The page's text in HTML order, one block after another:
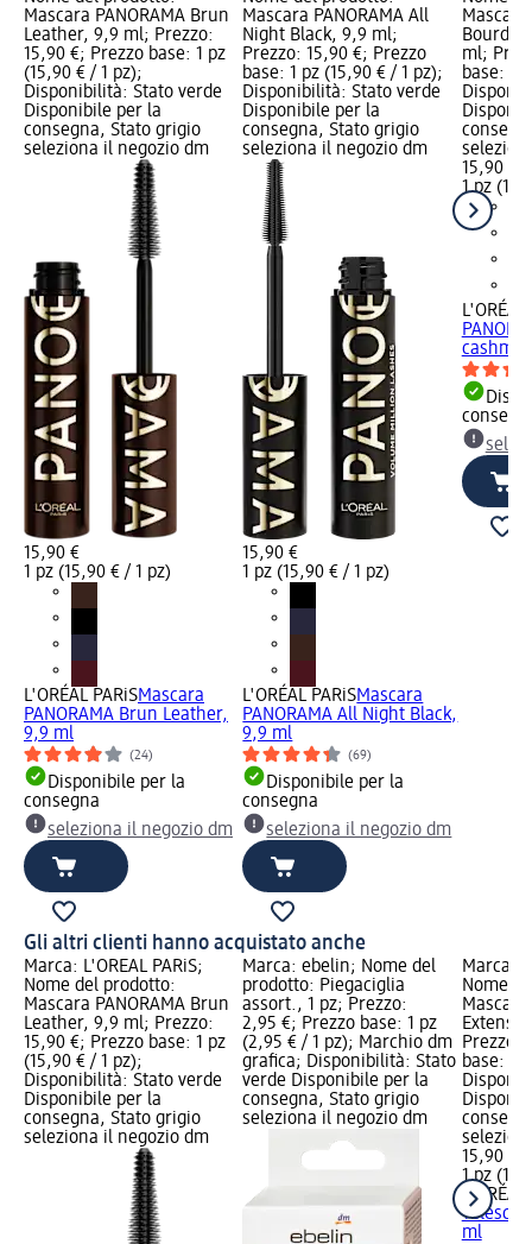
Mascara PANORAMA Brun
Leather, 9,9 ml; Prezzo:
15,90 €; Prezzo base: 1 pz
(15,90 € / 1 pz);
Disponibilità: Stato verde
Disponibile per la
consegna, Stato grigio
seleziona il negozio dm
15,90 €
1 pz (15,90 € / 1 pz)
L'ORÉAL PARiSMascara
PANORAMA Brun Leather,
9,9 ml
(24)
Disponibile per la
consegna
seleziona il negozio dm
Mascara PANORAMA All
Night Black, 9,9 ml;
Prezzo: 15,90 €; Prezzo
base: 1 pz (15,90 € / 1 pz);
Disponibilità: Stato verde
Disponibile per la
consegna, Stato grigio
seleziona il negozio dm
15,90 €
1 pz (15,90 € / 1 pz)
L'ORÉAL PARiSMascara
PANORAMA All Night Black,
9,9 ml
(69)
Disponibile per la
consegna
seleziona il negozio dm
Mascara
ml;
base: 1
15,90 €
1 pz
L'ORÉAL
Gli altri clienti hanno acquistato anche
Marca: L'ORÉAL PARiS;
Nome del prodotto:
Mascara PANORAMA Brun
Leather, 9,9 ml; Prezzo:
15,90 €; Prezzo base: 1 pz
(15,90 € / 1 pz);
Disponibilità: Stato verde
Disponibile per la
consegna, Stato grigio
seleziona il negozio dm
Marca: ebelin; Nome del
prodotto: Piegaciglia
assort., 1 pz; Prezzo:
2,95 €; Prezzo base: 1 pz
(2,95 € / 1 pz); Marchio dm
grafica; Disponibilità: Stato
verde Disponibile per la
consegna, Stato grigio
seleziona il negozio dm
Marca:
Nome
Prezzo:
base: 1
15,90 €
1 pz
ml